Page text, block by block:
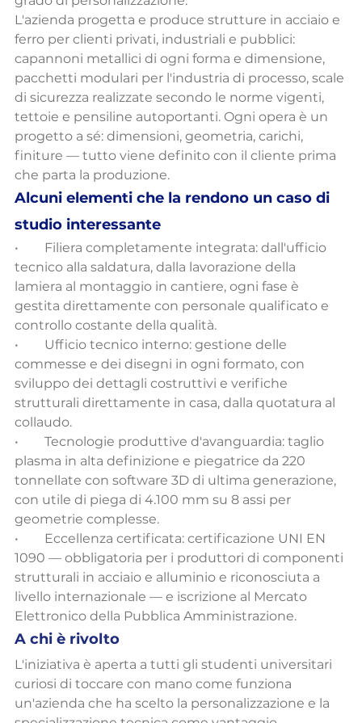
L'azienda progetta e produce strutture in acciaio e
ferro per clienti privati, industriali e pubblici:
capannoni metallici di ogni forma e dimensione,
pacchetti modulari per l'industria di processo, scale
di sicurezza realizzate secondo le norme vigenti,
tettoie e pensiline autoportanti. Ogni opera è un
progetto a sé: dimensioni, geometria, carichi,
finiture — tutto viene definito con il cliente prima
che parta la produzione.
Alcuni elementi che la rendono un caso di
studio interessante
•        Filiera completamente integrata: dall'ufficio
tecnico alla saldatura, dalla lavorazione della
lamiera al montaggio in cantiere, ogni fase è
gestita direttamente con personale qualificato e
controllo costante della qualità.
•        Ufficio tecnico interno: gestione delle
commesse e dei disegni in ogni formato, con
sviluppo dei dettagli costruttivi e verifiche
strutturali direttamente in casa, dalla quotatura al
collaudo.
•        Tecnologie produttive d'avanguardia: taglio
plasma in alta definizione e piegatrice da 220
tonnellate con software 3D di ultima generazione,
con utile di piega di 4.100 mm su 8 assi per
geometrie complesse.
•        Eccellenza certificata: certificazione UNI EN
1090 — obbligatoria per i produttori di componenti
strutturali in acciaio e alluminio e riconosciuta a
livello internazionale — e iscrizione al Mercato
Elettronico della Pubblica Amministrazione.
A chi è rivolto
L'iniziativa è aperta a tutti gli studenti universitari
curiosi di toccare con mano come funziona
un'azienda che ha scelto la personalizzazione e la